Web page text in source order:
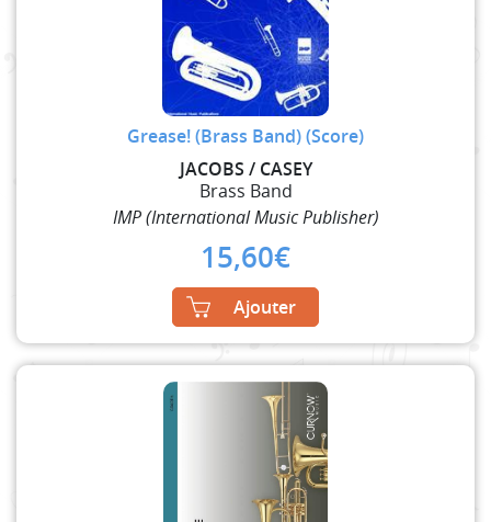
Grease! (Brass Band) (Score)
JACOBS / CASEY
Brass Band
IMP (International Music Publisher)
15,60€
Ajouter